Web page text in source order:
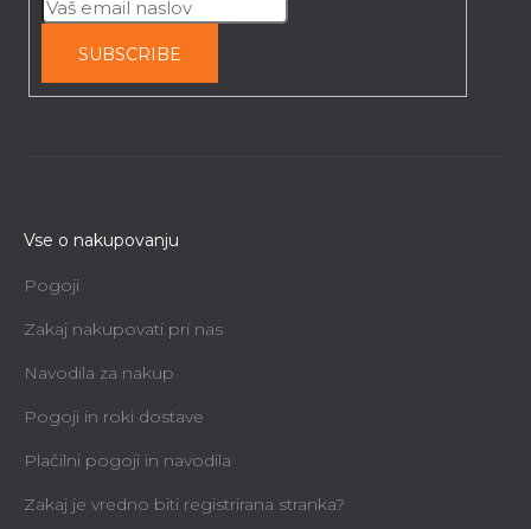
Rezila vbodne žage, rezila za mešanje, 5
SUBSCRIBE
Vse o nakupovanju
Pogoji
Zakaj nakupovati pri nas
Navodila za nakup
Pogoji in roki dostave
Plačilni pogoji in navodila
Zakaj je vredno biti registrirana stranka?